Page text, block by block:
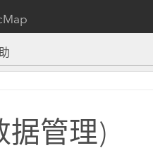
Esri 产品、合作伙伴产
弹性且可持续发展
围环境的关系。
行业新闻和 ArcGIS 更
们
据管理)